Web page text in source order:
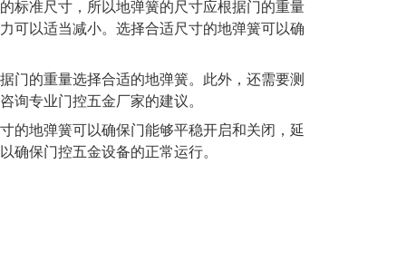
准尺寸，所以地弹簧的尺寸应根据门的重量
可以适当减小。选择合适尺寸的地弹簧可以确
的重量选择合适的地弹簧。此外，还需要测
询专业门控五金厂家的建议。
地弹簧可以确保门能够平稳开启和关闭，延
确保门控五金设备的正常运行。